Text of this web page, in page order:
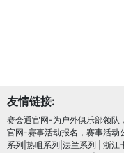
友情链接:
赛会通官网-为户外俱乐部领队
官网-赛事活动报名，赛事活动
系列|热咀系列|法兰系列
浙江